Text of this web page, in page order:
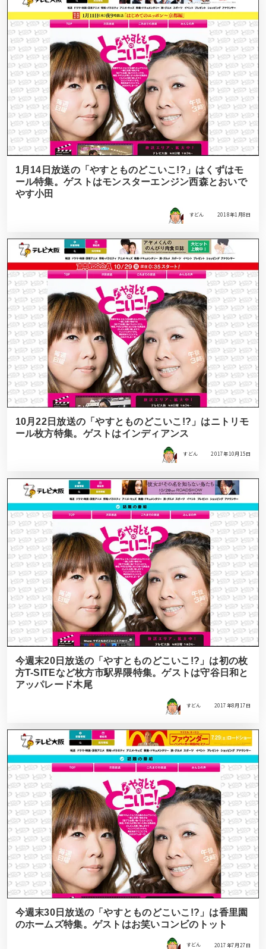
1月14日放送の「やすとものどこいこ!?」はくずはモ
ール特集。ゲストはモンスターエンジン西森とおいで
やす小田
すどん 2018年1月8日
10月22日放送の「やすとものどこいこ!?」はニトリモ
ール枚方特集。ゲストはインディアンス
すどん 2017年10月15日
今週末20日放送の「やすとものどこいこ!?」は初の枚
方T-SITEなど枚方市駅界隈特集。ゲストは守谷日和と
アッパレード木尾
すどん 2017年8月17日
今週末30日放送の「やすとものどこいこ!?」は香里園
のホームズ特集。ゲストはお笑いコンビのトット
すどん 2017年7月27日